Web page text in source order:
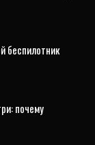
беспилотник
почему